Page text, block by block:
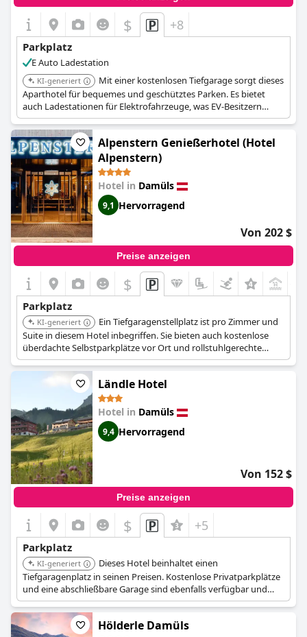
$ +8
Parkplatz
E Auto Ladestation
KI-generiert
Mit einer kostenlosen Tiefgarage sorgt dieses
Aparthotel für bequemes und geschütztes Parken. Es bietet
auch Ladestationen für Elektrofahrzeuge, was EV-Besitzern
zusätzlichen Komfort bietet.
Alpenstern Genießerhotel (Hotel
Alpenstern)
Hotel in Damüls
9,1 Hervorragend
Von 202 $
Preise anzeigen
$
Parkplatz
KI-generiert
Ein Tiefgaragenstellplatz ist pro Zimmer und
Suite in diesem Hotel inbegriffen. Sie bieten auch kostenlose
überdachte Selbstparkplätze vor Ort und rollstuhlgerechte
Parkplätze, was verschiedene bequeme Optionen bietet.
Ländle Hotel
Hotel in Damüls
9,4 Hervorragend
Von 152 $
Preise anzeigen
$ +5
Parkplatz
KI-generiert
Dieses Hotel beinhaltet einen
Tiefgaragenplatz in seinen Preisen. Kostenlose Privatparkplätze
und eine abschließbare Garage sind ebenfalls verfügbar und
bieten sichere und vielfältige Parkmöglichkeiten.
Hölderle Damüls